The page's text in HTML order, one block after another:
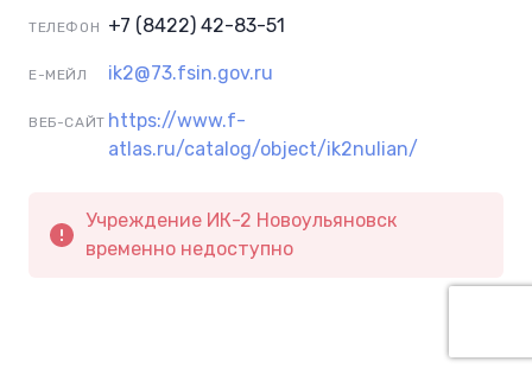
ТЕЛЕФОН +7 (8422) 42-83-51
Е-МЕЙЛ ik2@73.fsin.gov.ru
ВЕБ-САЙТ https://www.f-
atlas.ru/catalog/object/ik2nulian/
Учреждение ИК-2 Новоульяновск
временно недоступно